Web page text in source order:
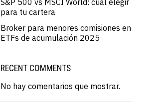
para tu cartera
Broker para menores comisiones en
ETFs de acumulación 2025
RECENT COMMENTS
No hay comentarios que mostrar.